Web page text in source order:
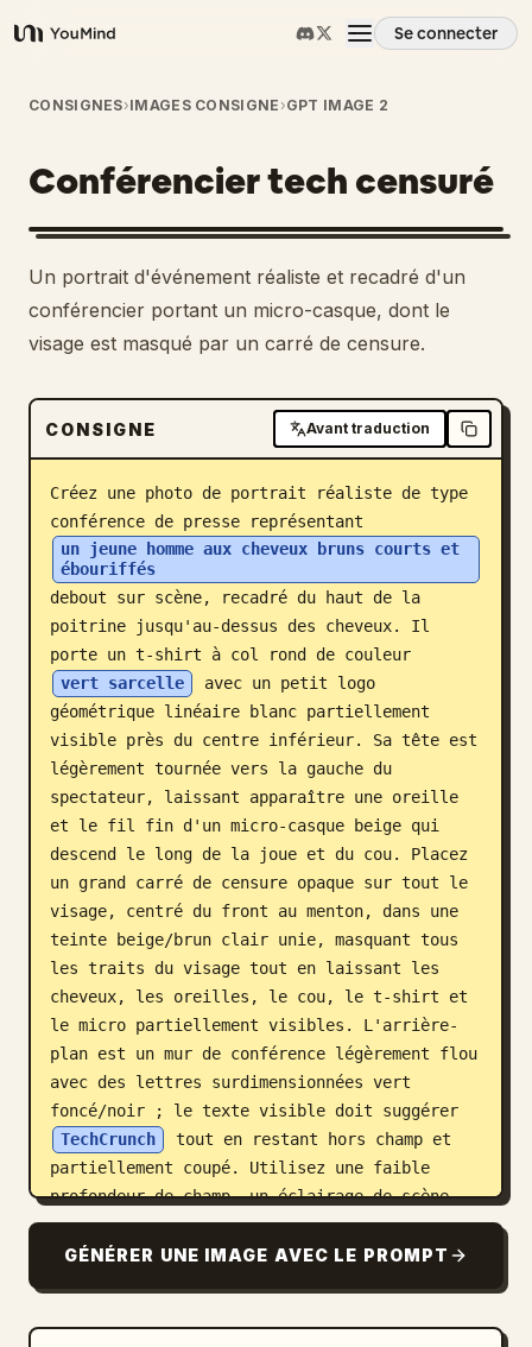
YouMind
Se connecter
Aperçu
Cas d'usage
Invites
Tarifs
Télécharger
Blog
Mises à jour
CONSIGNES›IMAGES CONSIGNE ›GPT IMAGE 2
Conférencier tech censuré
Un portrait d'événement réaliste et recadré d'un
conférencier portant un micro-casque, dont le
visage est masqué par un carré de censure.
CONSIGNE Avant traduction
Créez une photo de portrait réaliste de type
conférence de presse représentant
un jeune homme aux cheveux bruns courts et
ébouriffés
debout sur scène, recadré du haut de la
poitrine jusqu'au-dessus des cheveux. Il
porte un t-shirt à col rond de couleur
vert sarcelle
avec un petit logo
géométrique linéaire blanc partiellement
visible près du centre inférieur. Sa tête est
légèrement tournée vers la gauche du
spectateur, laissant apparaître une oreille
et le fil fin d'un micro-casque beige qui
descend le long de la joue et du cou. Placez
un grand carré de censure opaque sur tout le
visage, centré du front au menton, dans une
teinte beige/brun clair unie, masquant tous
les traits du visage tout en laissant les
cheveux, les oreilles, le cou, le t-shirt et
le micro partiellement visibles. L'arrière-
plan est un mur de conférence légèrement flou
avec des lettres surdimensionnées vert
foncé/noir ; le texte visible doit suggérer
TechCrunch
tout en restant hors champ et
partiellement coupé. Utilisez une faible
profondeur de champ, un éclairage de scène
naturel, une toile de fond gris-vert
atténuée, une photographie de type reflex
GÉNÉRER UNE IMAGE AVEC LE PROMPT